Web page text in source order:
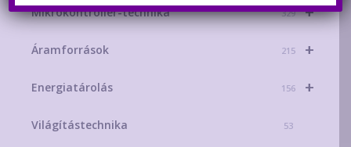
+
Mikrokontroller-technika 329
+
Áramforrások 215
+
Energiatárolás 156
Világítástechnika 53